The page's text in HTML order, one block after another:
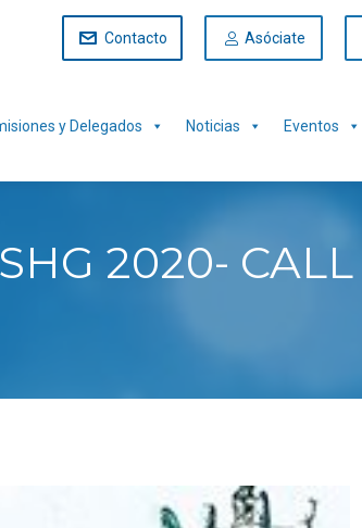
Contacto Asóciate
y Delegados Noticias Eventos
2020-